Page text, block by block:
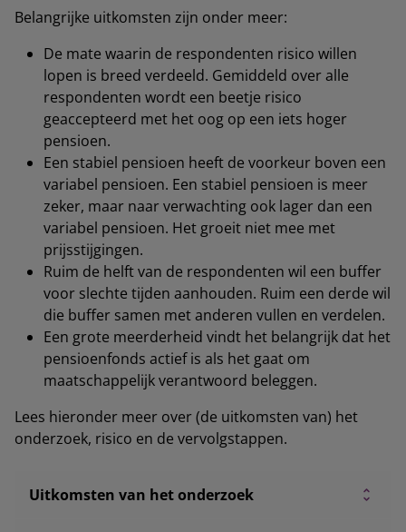
Belangrijke uitkomsten zijn onder meer:
De mate waarin de respondenten risico willen
lopen is breed verdeeld. Gemiddeld over alle
respondenten wordt een beetje risico
geaccepteerd met het oog op een iets hoger
pensioen.
Een stabiel pensioen heeft de voorkeur boven een
variabel pensioen. Een stabiel pensioen is meer
zeker, maar naar verwachting ook lager dan een
variabel pensioen. Het groeit niet mee met
prijsstijgingen.
Ruim de helft van de respondenten wil een buffer
voor slechte tijden aanhouden. Ruim een derde wil
die buffer samen met anderen vullen en verdelen.
Een grote meerderheid vindt het belangrijk dat het
pensioenfonds actief is als het gaat om
maatschappelijk verantwoord beleggen.
Lees hieronder meer over (de uitkomsten van) het
onderzoek, risico en de vervolgstappen.
Uitkomsten van het onderzoek